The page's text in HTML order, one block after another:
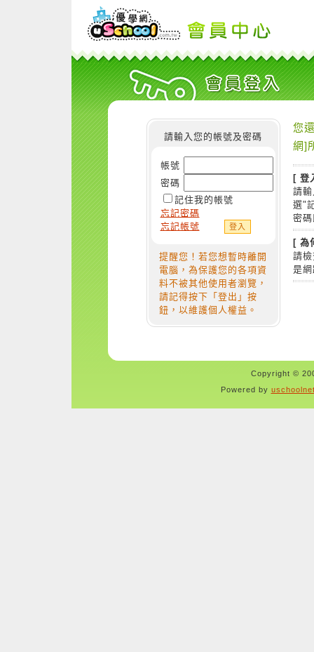
請輸入您的帳號及密碼
帳號
密碼
記住我的帳號
忘記密碼
忘記帳號
提醒您！若您想暫時離開
電腦，為保護您的各項資
料不被其他使用者瀏覽，
請記得按下「登出」按
鈕，以維護個人權益。
您
網]
[ 登
請
選"
密
[ 為
請
是
Copyright ©
Powered by